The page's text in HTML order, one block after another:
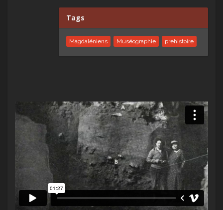
Tags
Magdaléniens Muséographie prehistoire